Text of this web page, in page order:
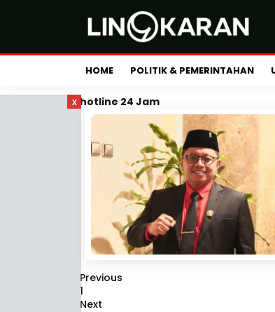
HOME POLITIK & PEMERINTAHAN
x hotline 24 Jam
Previous
1
Next